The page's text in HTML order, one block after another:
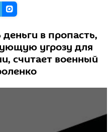
в пропасть,
угрозу для
считает военный